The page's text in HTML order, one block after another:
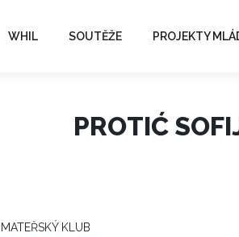
WHIL SOUTĚŽE PROJEKTY
PROTIĆ
MATEŘSKÝ KLUB